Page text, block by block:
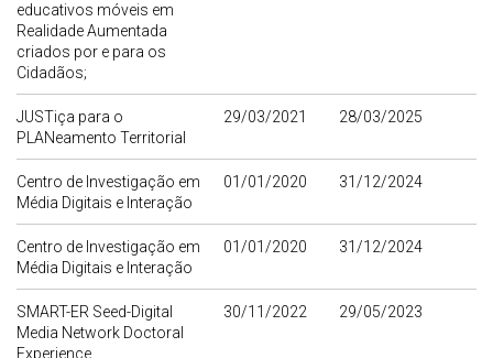
educativos móveis em
Realidade Aumentada
criados por e para os
Cidadãos;
JUSTiça para o
PLANeamento Territorial
29/03/2021 28/03/2025
Centro de Investigação em
Média Digitais e Interação
01/01/2020 31/12/2024
Centro de Investigação em
Média Digitais e Interação
01/01/2020 31/12/2024
SMART-ER Seed-Digital
Media Network Doctoral
Experience
30/11/2022 29/05/2023